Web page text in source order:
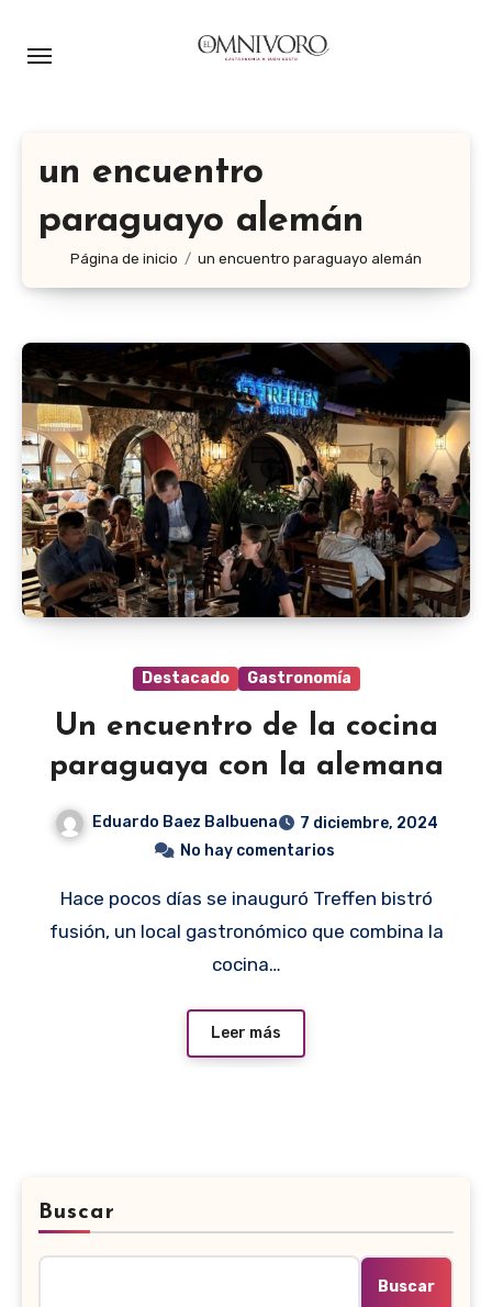
un encuentro
paraguayo alemán
Página de inicio un encuentro paraguayo alemán
Destacado Gastronomía
Un encuentro de la cocina
paraguaya con la alemana
Eduardo Baez Balbuena
7 diciembre, 2024
No hay comentarios
Hace pocos días se inauguró Treffen bistró
fusión, un local gastronómico que combina la
cocina…
Leer más
Buscar
Buscar